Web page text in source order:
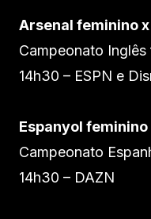
Arsenal feminino
Campeonato Inglês
14h30 – ESPN e
Espanyol
Campeonato
14h30 – DAZN